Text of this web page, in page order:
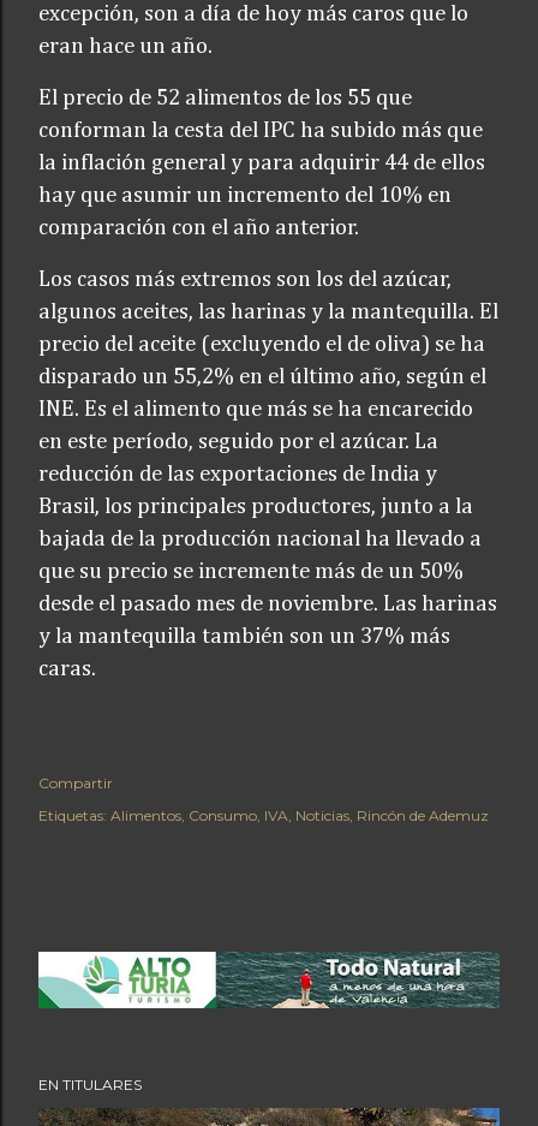
excepción, son a día de hoy más caros que lo
eran hace un año.
El precio de 52 alimentos de los 55 que
conforman la cesta del IPC ha subido más que
la inflación general y para adquirir 44 de ellos
hay que asumir un incremento del 10% en
comparación con el año anterior.
Los casos más extremos son los del azúcar,
algunos aceites, las harinas y la mantequilla. El
precio del aceite (excluyendo el de oliva) se ha
disparado un 55,2% en el último año, según el
INE. Es el alimento que más se ha encarecido
en este período, seguido por el azúcar. La
reducción de las exportaciones de India y
Brasil, los principales productores, junto a la
bajada de la producción nacional ha llevado a
que su precio se incremente más de un 50%
desde el pasado mes de noviembre. Las harinas
y la mantequilla también son un 37% más
caras.
Compartir
Etiquetas: Alimentos Consumo IVA Noticias Rincón de Ademuz
EN TITULARES